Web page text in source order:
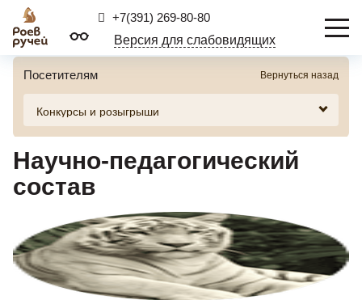
+7(391) 269-80-80
Версия для слабовидящих
Научно-педагогический
состав
Посетителям Вернуться назад